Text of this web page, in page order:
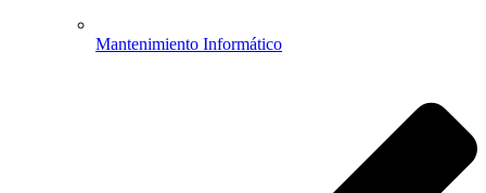
Mantenimiento Informático